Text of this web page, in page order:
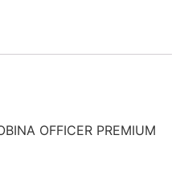
OFFICER PREMIUM